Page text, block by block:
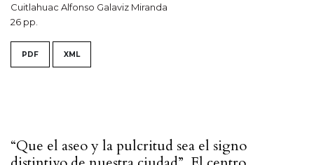
Cuitlahuac Alfonso Galaviz Miranda
26 pp.
PDF XML
“Que el aseo y la pulcritud sea el signo